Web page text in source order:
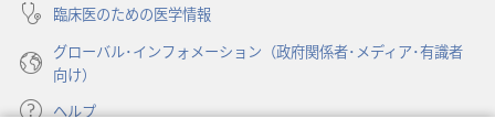
2
1
臨床医のための医学情報
グローバル･インフォメーション（政府関係者･メディア･有識者
向け）
ヘルプ